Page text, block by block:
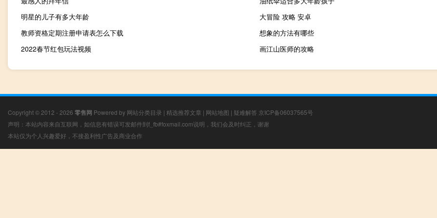
明星的儿子有多大年龄
大冒险 攻略 安卓
教师资格定期注册申请表怎么下载
想象的方法有哪些
2022春节红包玩法视频
画江山医师的攻略
Copyright © 2012 - 2026 零售网 Powered by 网站分类目录 | 精选推荐文章 | 网站地图 | 疑难解答 京ICP备06037565号
声明：本站内容来自互联网，如信息有错误可发邮件到f_fb#foxmail.com说明，我们会及时纠正，谢谢
本站仅为个人兴趣爱好，不接盈利性广告及商业合作